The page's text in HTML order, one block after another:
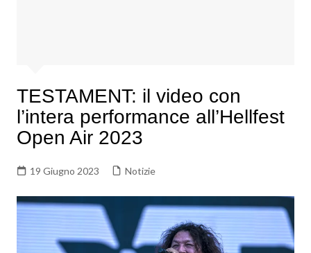
TESTAMENT: il video con
l’intera performance all’Hellfest
Open Air 2023
19 Giugno 2023 Notizie